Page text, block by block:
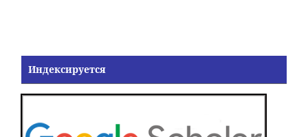
Индексируется